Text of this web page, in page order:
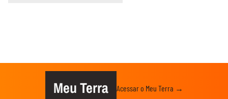
Meu Terra Acessar o Meu Terra →